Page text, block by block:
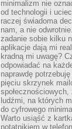
minimalizm nie
od technologii i
raczej świadoma
nam, a nie
zadanie sobie kilku
aplikacje dają mi
kradną mi uwagę?
odpowiadać na
naprawdę
pięciu skrzynek
ludźmi, na których
do cyfrowego
Warto usiąść z
notatnikiem w